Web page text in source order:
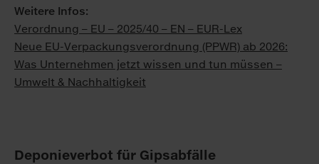
Weitere Infos:
Verordnung – EU – 2025/40 – EN – EUR-Lex
Neue EU-Verpackungsverordnung (PPWR) ab 2026:
Was Unternehmen jetzt wissen und tun müssen –
Umwelt & Nachhaltigkeit
Deponieverbot für Gipsabfälle